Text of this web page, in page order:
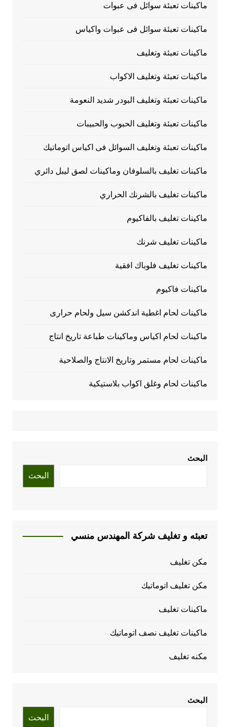
ماكينات تعبئة سوائل فى عبوات
ماكينات تعبئة سوائل فى عبوات واكياس
ماكينات تعبئة وتغليف
ماكينات تعبئة وتغليف الاكواب
ماكينات تعبئة وتغليف البودر شديد النعومة
ماكينات تعبئة وتغليف الحبوب والحبيبات
ماكينات تعبئة وتغليف السوائل فى اكياس اتوماتيك
ماكينات تغليف بالسلوفان وماكينات لصق ليبل دائري
ماكينات تغليف بالشرنك الحراري
ماكينات تغليف بالفاكيوم
ماكينات تغليف شرنك
ماكينات تغليف فلوباك افقية
ماكينات فاكيوم
ماكينات لحام اغطية اندكشن سيل ولحام حرارى
ماكينات لحام اكياس وماكينات طباعة تاريخ انتاج
ماكينات لحام مستمر وتاريخ الانتاج والصلاحية
ماكينات لحام وغلق اكواب بلاستيكية
البحث
البحث
تعبئه و تغليف شركة المهندس منسي
مكن تغليف
مكن تغليف اتوماتيك
ماكينات تغليف
ماكينات تغليف نصف اتوماتيك
مكنه تغليف
البحث
البحث